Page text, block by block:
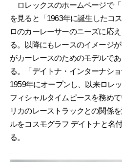
ロレックスのホームページで「
を見ると「1963年に誕生したコ
ロのカーレーサーのニーズに応
る。以降にもレースのイメージ
がカーレースのためのモデルで
る。「デイトナ・インターナシ
1959年にオープンし、以来ロレ
フィシャルタイムピースを務め
リカのレーストラックとの関係
ルをコスモグラフ デイトナと名
る。